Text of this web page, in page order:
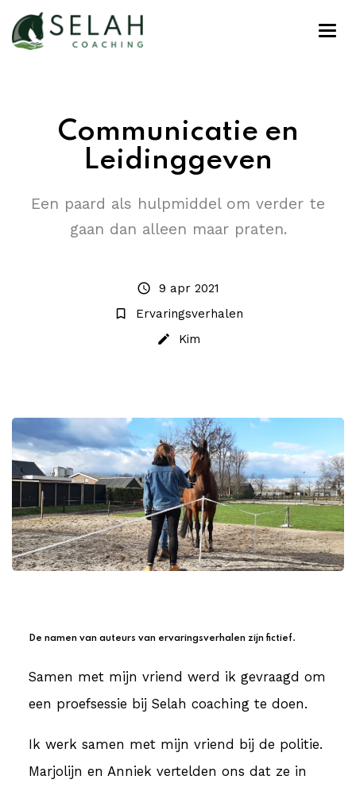
Communicatie en
Leidinggeven
Een paard als hulpmiddel om verder te
gaan dan alleen maar praten.
schedule
9 apr 2021
bookmark_border
Ervaringsverhalen
create
Kim
De namen van auteurs van ervaringsverhalen zijn fictief.
Samen met mijn vriend werd ik gevraagd om
een proefsessie bij Selah coaching te doen.
Ik werk samen met mijn vriend bij de politie.
Marjolijn en Anniek vertelden ons dat ze in